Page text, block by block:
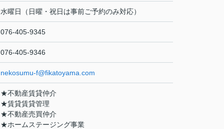
水曜日（日曜・祝日は事前ご予約のみ対応）
076-405-9345
076-405-9346
nekosumu-f@fikatoyama.com
★不動産賃貸仲介
★賃貸賃貸管理
★不動産売買仲介
★ホームステージング事業